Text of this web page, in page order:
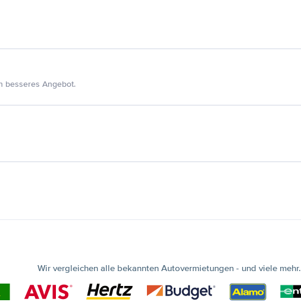
besseres Angebot.
Wir vergleichen alle bekannten Autovermietungen - und viele mehr.